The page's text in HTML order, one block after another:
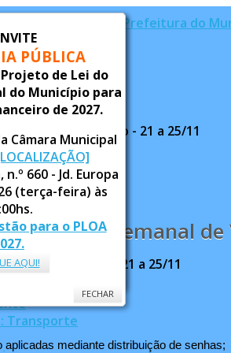
Provisório
Público
Municipais
Municipais
à Violência
Transporte
de Vacinação - 21 a 25/11
Semanal
aplicadas mediante distribuição de senhas;
PÚBLICA
de Lei do
do Município para
de 2027.
Câmara Municipal
660 - Jd. Europa
(terça-feira) às
para o PLOA
AQUI!
FECHAR